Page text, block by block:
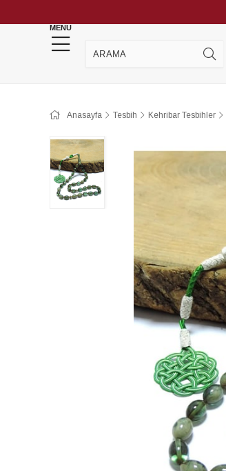
MENU
Anasayfa Tesbih Kehribar Tesbihler